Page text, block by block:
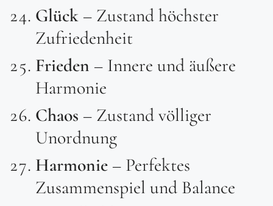
Glück – Zustand höchster
Zufriedenheit
Frieden – Innere und äußere
Harmonie
Chaos – Zustand völliger
Unordnung
Harmonie – Perfektes
Zusammenspiel und Balance